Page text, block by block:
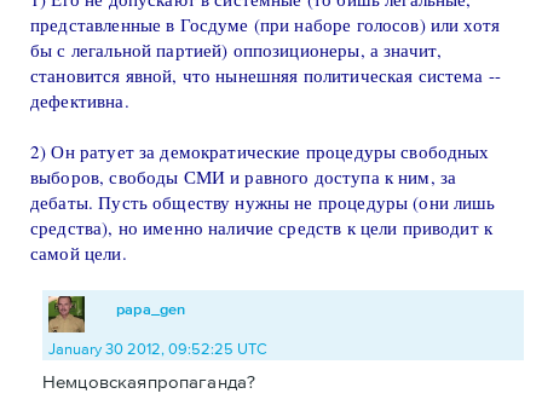
представленные в Госдуме (при наборе голосов) или хотя
бы с легальной партией) оппозиционеры, а значит,
становится явной, что нынешняя политическая система --
дефективна.
2) Он ратует за демократические процедуры свободных
выборов, свободы СМИ и равного доступа к ним, за
дебаты. Пусть обществу нужны не процедуры (они лишь
средства), но именно наличие средств к цели приводит к
самой цели.
papa_gen
January 30 2012, 09:52:25 UTC
Немцовскаяпропаганда?